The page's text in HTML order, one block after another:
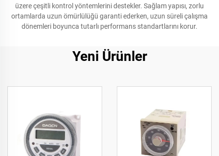
üzere çeşitli kontrol yöntemlerini destekler. Sağlam yapısı, zorlu
ortamlarda uzun ömürlülüğü garanti ederken, uzun süreli çalışma
dönemleri boyunca tutarlı performans standartlarını korur.
Yeni Ürünler